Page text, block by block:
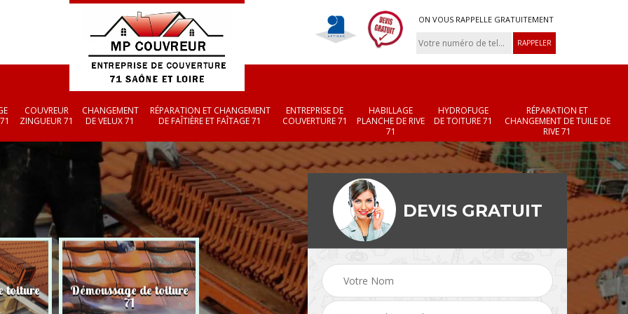
ON VOUS RAPPELLE GRATUITEMENT
COUVREUR
ZINGUEUR 71
CHANGEMENT
DE VELUX 71
RÉPARATION ET CHANGEMENT
DE FAÎTIÈRE ET FAÎTAGE 71
ENTREPRISE DE
COUVERTURE 71
HABILLAGE
PLANCHE DE RIVE
71
HYDROFUGE
DE TOITURE 71
RÉPARATION ET
CHANGEMENT DE TUILE DE
RIVE 71
toiture Démoussage de toiture
71 Couvreur zingueur 71 Changement de velux
71
Réparation et
changement de
et faîtage 71
DEVIS GRATUIT